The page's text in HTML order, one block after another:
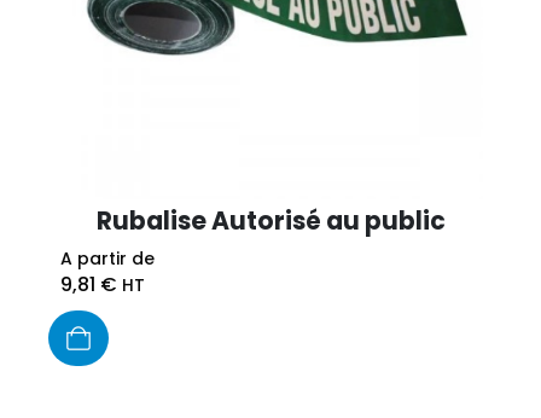
Rubalise Autorisé au public
A partir de
9,81 € HT